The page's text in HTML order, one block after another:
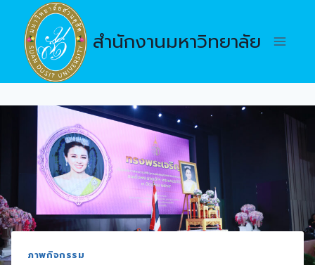
content
สำนักงานมหาวิทยาลัย
ภาพกิจกรรม